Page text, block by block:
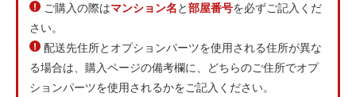
80-90
11,132円(税込)
ご購入の際はマンション名と部屋番号を必ずご記入くだ
さい。
配送先住所とオプションパーツを使用される住所が異な
る場合は、購入ページの備考欄に、どちらのご住所でオプ
ションパーツを使用されるかをご記入ください。